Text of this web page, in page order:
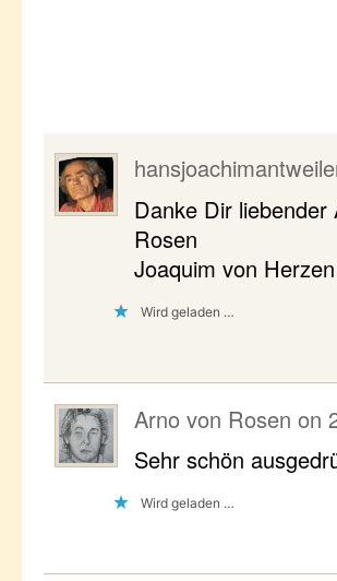
Danke Dir
Rosen
Joaquim von Herzen
Wird geladen …
Arno von Rosen on
Sehr schön
Wird geladen …